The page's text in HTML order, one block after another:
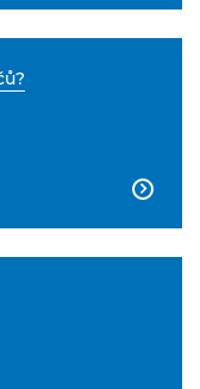
